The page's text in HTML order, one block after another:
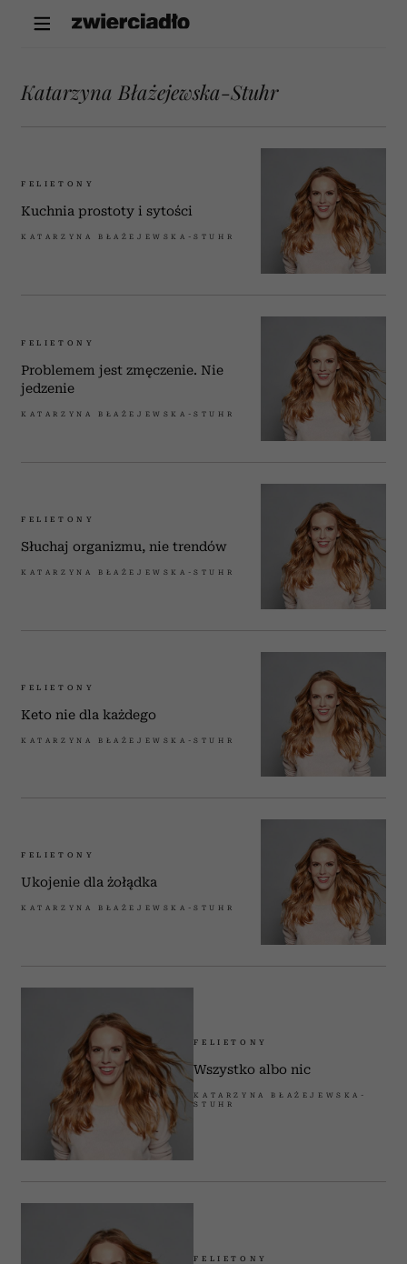
Katarzyna Błażejewska-Stuhr
FELIETONY
Kuchnia prostoty i sytości
KATARZYNA BŁAŻEJEWSKA-STUHR
FELIETONY
Problemem jest zmęczenie. Nie
jedzenie
KATARZYNA BŁAŻEJEWSKA-STUHR
FELIETONY
Słuchaj organizmu, nie trendów
KATARZYNA BŁAŻEJEWSKA-STUHR
FELIETONY
Keto nie dla każdego
KATARZYNA BŁAŻEJEWSKA-STUHR
FELIETONY
Ukojenie dla żołądka
KATARZYNA BŁAŻEJEWSKA-STUHR
FELIETONY
Wszystko albo nic
KATARZYNA BŁAŻEJEWSKA-
STUHR
FELIETONY